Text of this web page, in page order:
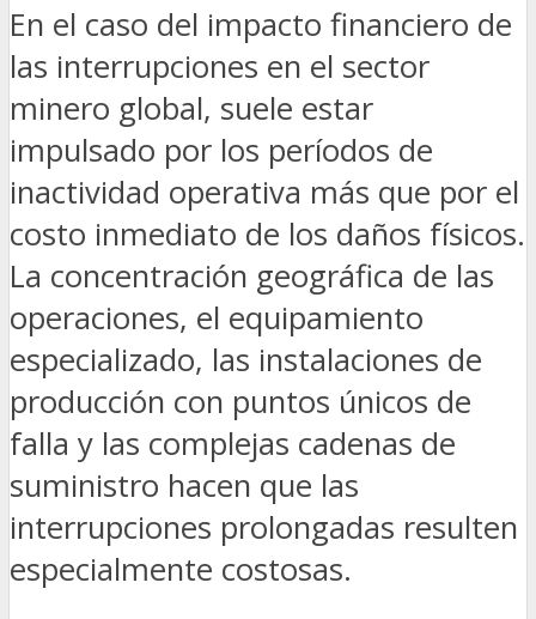
En el caso del impacto financiero de
las interrupciones en el sector
minero global, suele estar
impulsado por los períodos de
inactividad operativa más que por el
costo inmediato de los daños físicos.
La concentración geográfica de las
operaciones, el equipamiento
especializado, las instalaciones de
producción con puntos únicos de
falla y las complejas cadenas de
suministro hacen que las
interrupciones prolongadas resulten
especialmente costosas.